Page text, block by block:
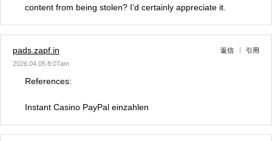
content from being stolen? I’d certainly appreciate it.
pads.zapf.in
2026.04.05 8:07am
返信 引用
References:
Instant Casino PayPal einzahlen